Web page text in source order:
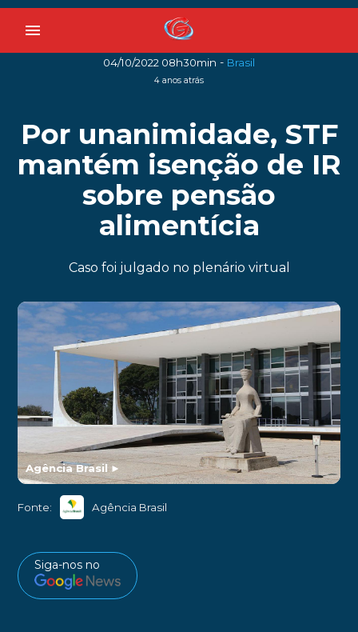
menu
04/10/2022 08h30min - Brasil
4 anos atrás
Por unanimidade, STF
mantém isenção de IR
sobre pensão
alimentícia
Caso foi julgado no plenário virtual
Agência Brasil ►
Fonte: Agência Brasil
Siga-nos no